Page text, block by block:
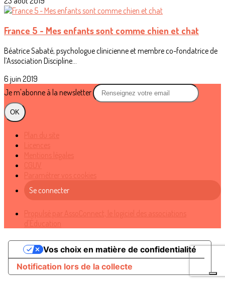
France 5 - Mes enfants sont comme chien et chat
Béatrice Sabaté, psychologue clinicienne et membre co-fondatrice de
l’Association Discipline...
6 juin 2019
Je m'abonne à la newsletter
OK
Se connecter
Notification lors de la collecte
Vos choix en matière de confidentialité